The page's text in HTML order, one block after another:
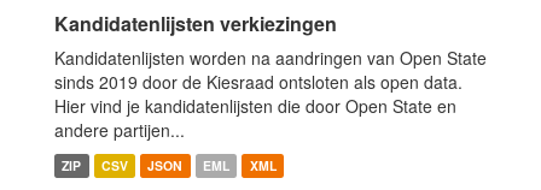
Kandidatenlijsten verkiezingen
Kandidatenlijsten worden na aandringen van Open State
sinds 2019 door de Kiesraad ontsloten als open data.
Hier vind je kandidatenlijsten die door Open State en
andere partijen...
ZIP CSV JSON EML XML